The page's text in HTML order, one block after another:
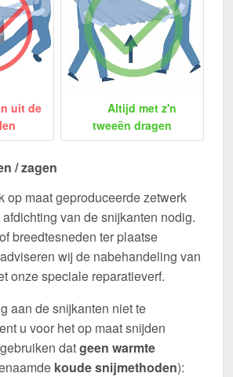
uit de
Altijd met z'n
tweeën dragen
/ zagen
op maat geproduceerde zetwerk
van de snijkanten nodig.
breedtesneden ter plaatse
wij de nabehandeling van
onze speciale reparatieverf.
aan de snijkanten niet te
u voor het op maat snijden
datgeen warmte
koude snijmethoden):